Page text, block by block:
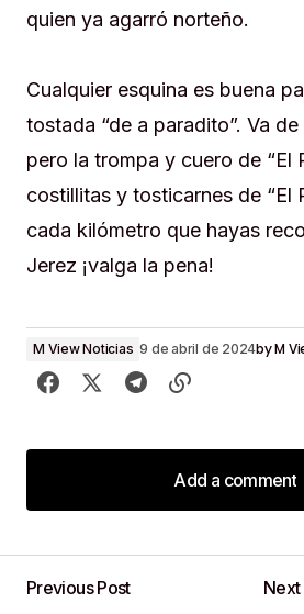
quien ya agarró norteño.
Cualquier esquina es buena
tostada “de a paradito”. Va
pero la trompa y cuero de “El
costillitas y tosticarnes de “El
cada kilómetro que hayas
Jerez ¡valga la pena!
M View Noticias 9 de abril de 2024byM
Add a comment
Add a comment
Previous Post Next